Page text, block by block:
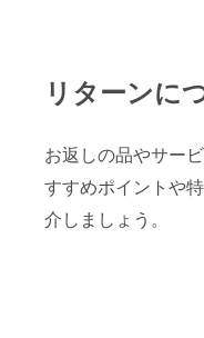
リターンに
お返しの品やサー
すすめポイントや
介しましょう。